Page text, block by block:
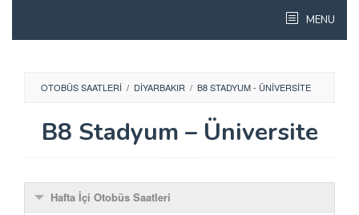
content
MENU
OTOBÜS SAATLERI / DIYARBAKIR / B8 STADYUM - ÜNIVERSITE
B8 Stadyum – Üniversite
Hafta İçi Otobüs Saatleri